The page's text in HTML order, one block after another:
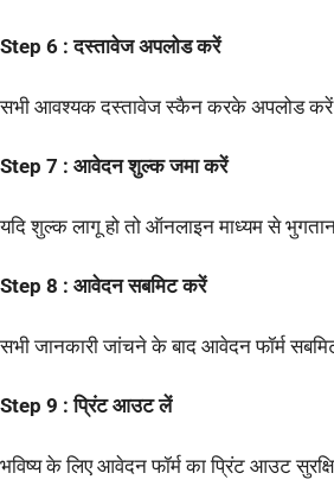
Step 6 : दस्तावेज अपलोड करें
सभी आवश्यक दस्तावेज स्कैन करके अपलोड
Step 7 : आवेदन शुल्क जमा करें
यदि शुल्क लागू हो तो ऑनलाइन माध्यम से
Step 8 : आवेदन सबमिट करें
सभी जानकारी जांचने के बाद आवेदन फॉर्म
Step 9 : प्रिंट आउट लें
भविष्य के लिए आवेदन फॉर्म का प्रिंट आउट